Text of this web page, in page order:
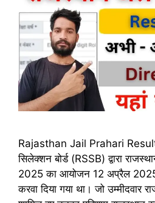
Rajasthan Jail Prahari
सिलेक्शन बोर्ड (RSSB) द्वारा
2025 का आयोजन 12 अप्रैल 2025
करवा दिया गया था। जो उम्मीदवार